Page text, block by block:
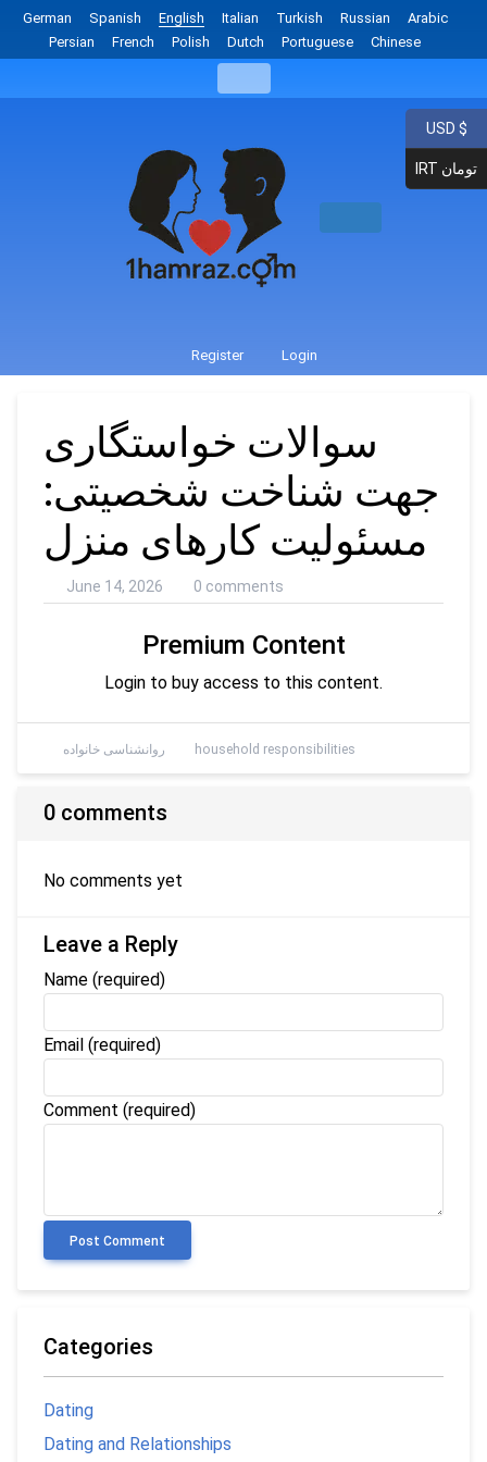
German Spanish English Italian Turkish Russian
Arabic
Persian
French Polish Dutch Portuguese Chinese
Register Login
سوالات خواستگاری
جهت شناخت شخصیتی:
مسئولیت کارهای منزل
June 14, 2026 0 comments
Premium Content
Login to buy access to this content.
روانشناسی خانواده household responsibilities
0 comments
No comments yet
Leave a Reply
Name (required)
Email (required)
Comment (required)
Post Comment
Categories
Dating
Dating and Relationships
USD $
IRT تومان